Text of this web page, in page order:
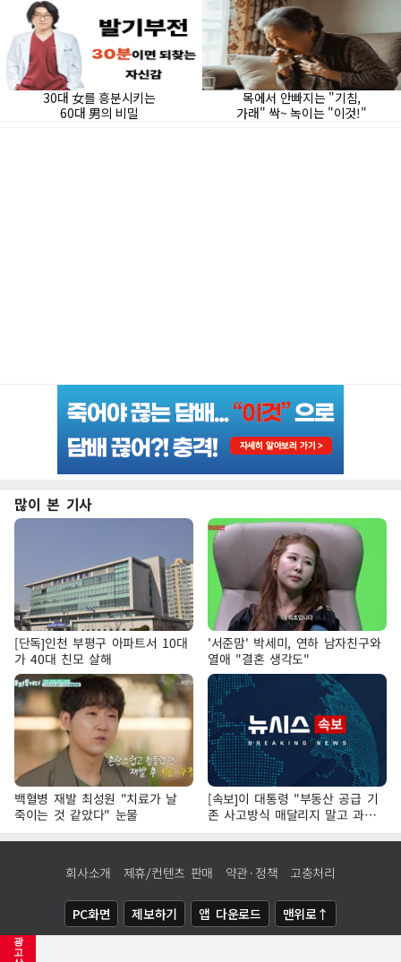
광
고
많이 본 기사
[단독]인천 부평구 아파트서 10대
가 40대 친모 살해
'서준맘' 박세미, 연하 남자친구와
열애 "결혼 생각도"
백혈병 재발 최성원 "치료가 날
죽이는 것 같았다" 눈물
[속보]이 대통령 "부동산 공급 기
존 사고방식 매달리지 말고 과감
히 실천"
회사소개 제휴/컨텐츠 판매 약관·정책 고충처리
PC화면 제보하기 앱 다운로드 맨위로↑